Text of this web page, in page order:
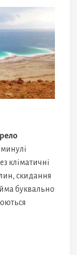
кліматичні
скидання
буквально